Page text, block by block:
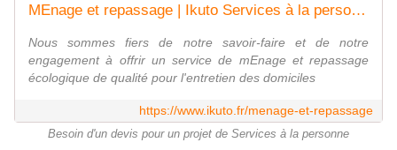
MEnage et repassage | Ikuto Services à la personne | Paris, 75013
Nous sommes fiers de notre savoir-faire et de notre
engagement à offrir un service de mEnage et repassage
écologique de qualité pour l'entretien des domiciles
https://www.ikuto.fr/menage-et-repassage
Besoin d'un devis pour un projet de Services à la personne